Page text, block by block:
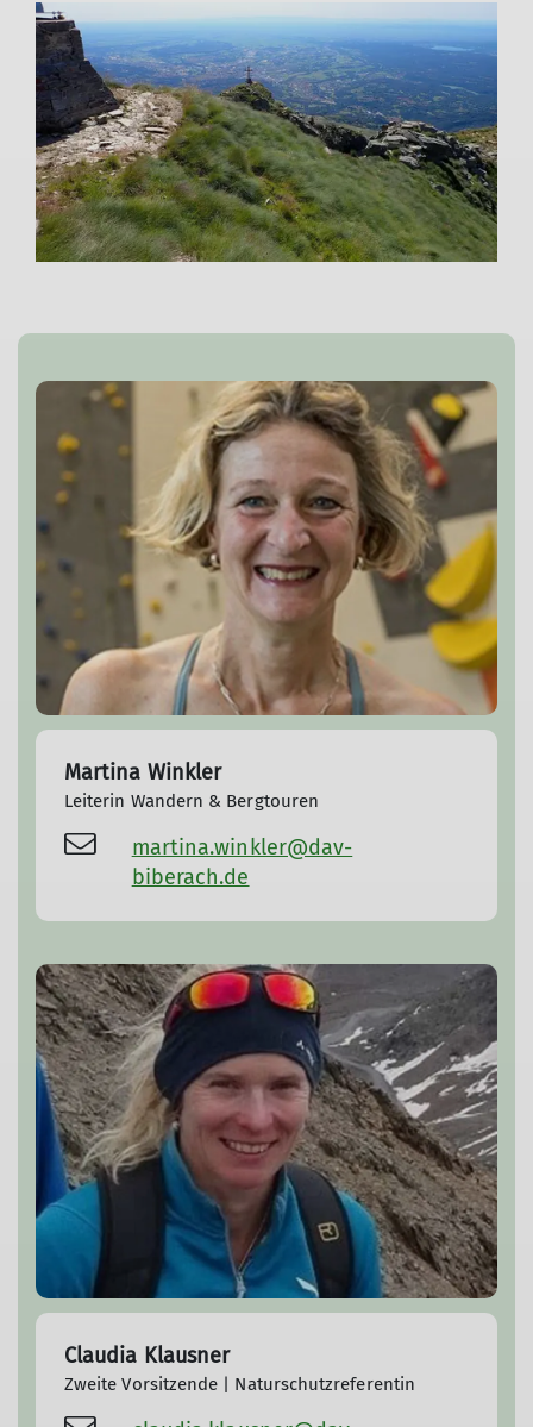
Martina Winkler
Leiterin Wandern & Bergtouren
martina.winkler@dav-
biberach.de
Claudia Klausner
Zweite Vorsitzende | Naturschutzreferentin